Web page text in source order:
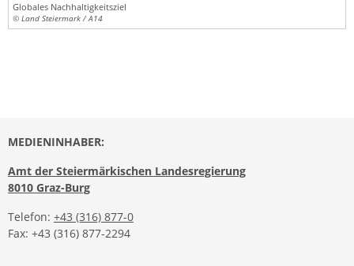
Globales Nachhaltigkeitsziel
© Land Steiermark / A14
MEDIENINHABER:
Amt der Steiermärkischen Landesregierung
8010 Graz-Burg
Telefon: +43 (316) 877-0
Fax: +43 (316) 877-2294